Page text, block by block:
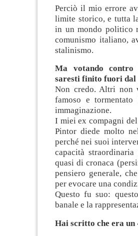
Perciò il mio errore
limite storico, e tutta
in un mondo politico
comunismo italiano,
stalinismo.
Ma votando contro
saresti finito fuori dal
Non credo. Altri non
famoso e
immaginazione.
I miei ex compagni
Pintor diede molto
perché nei suoi
capacità
quasi di cronaca
pensiero generale,
per evocare una
Questo fu suo:
banale e la
Hai scritto che era un